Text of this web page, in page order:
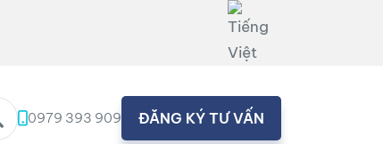
0979 393 909 ĐĂNG KÝ TƯ VẤN